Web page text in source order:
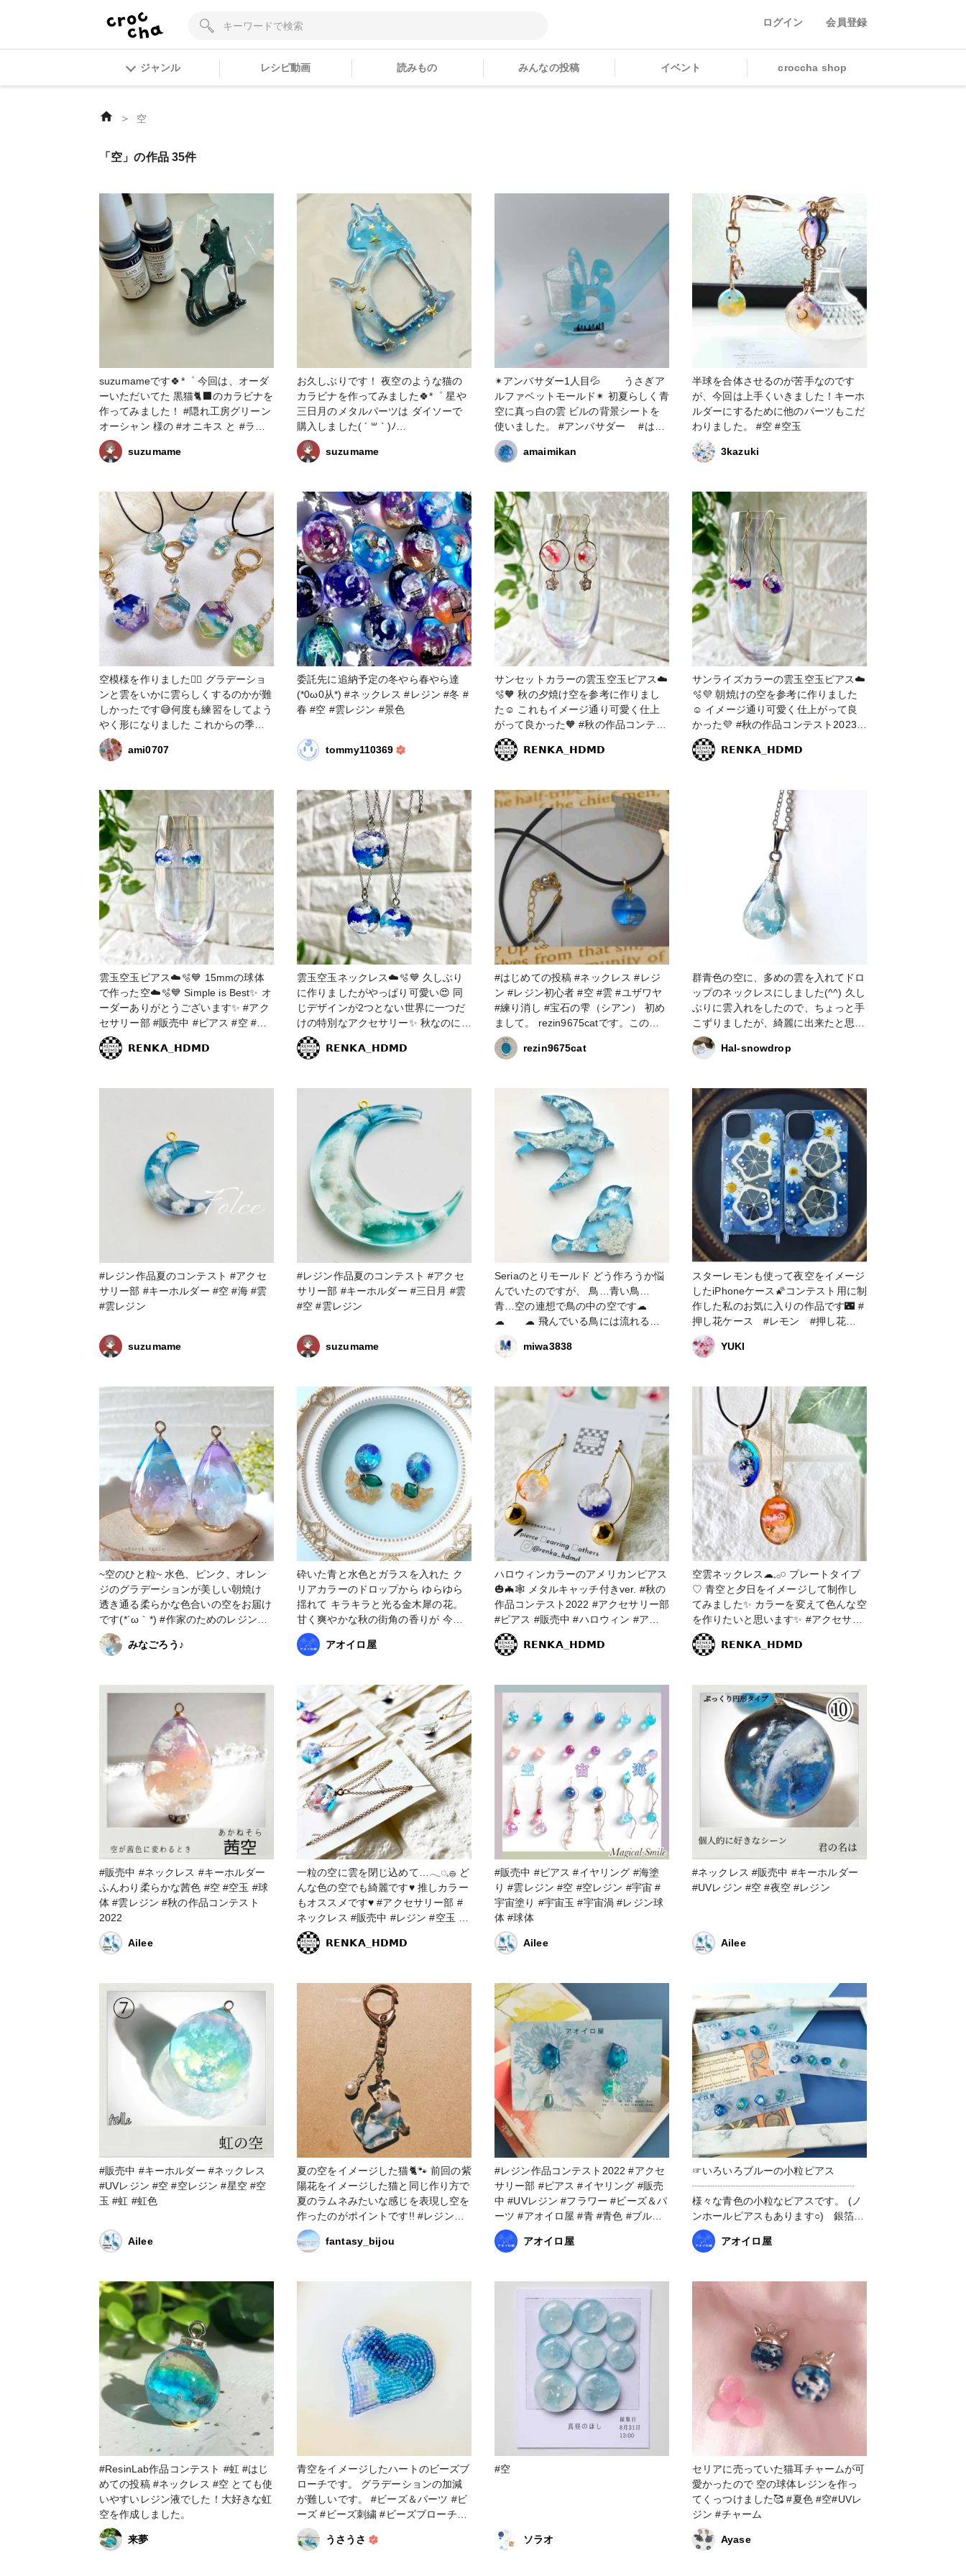
ログイン 会員登録
ジャンル レシピ動画 読みもの みんなの投稿 イベント croccha shop
＞ 空
「空」の作品 35件
suzumameです🍀*゜ 今回は、オーダ
ーいただいてた 黒猫🐈‍⬛のカラビナを
作ってみました！ #隠れ工房グリーン
オーシャン 様の #オニキス と #ラピ
スラズリ を混ぜてみました😊
⋆┈┈┈┈┈┈┈┈┈┈┈┈┈┈┈⋆ 𝐈𝐧𝐬𝐭𝐚𝐠𝐫𝐚𝐦も更
⋆┈┈┈┈┈┈┈┈┈┈┈┈┈┈┈⋆ #ハンドメイド
#ハンドメイド記録 #ハンドメイド好
きな人と繋がりたい #uvレジン #レジ
ンアクセサリー #レジン好きな人と繋
がりたい #キーホルダー #三日月 #空
#星 #猫 #クロッチャ #croccha #隠れ
工房グリーンオーシャン #隠れ工房
greenocean #秋の作品コンテスト
2025
suzumame
お久しぶりです！ 夜空のような猫の
カラビナを作ってみました🍀*゜ 星や
三日月のメタルパーツは ダイソーで
購入しました( ´ ꒳ ` )ﾉ
⋆┈┈┈┈┈┈┈┈┈┈┈┈┈┈┈⋆ #ハンドメイド
#ハンドメイド記録 #ハンドメイド好
がりたい #キーホルダー #三日月 #空
#星 #猫 #クロッチャ #croccha #隠れ
工房グリーンオーシャン #隠れ工房
greenocean #秋の作品コンテスト
2025
suzumame
✴︎アンバサダー1人目💦 うさぎア
ルファベットモールド✴︎ 初夏らしく青
空に真っ白の雲 ビルの背景シートを
使いました。 #アンバサダー #はじ
めての投稿 #雲 #空 #アルファベ
ットモールド
amaimikan
半球を合体させるのが苦手なのです
が、今回は上手くいきました！キーホ
ルダーにするために他のパーツもこだ
わりました。 #空 #空玉
3kazuki
空模様を作りました♡⃛ グラデーショ
ンと雲をいかに雲らしくするのかが難
しかったです😅何度も練習をしてよう
やく形になりました これからの季節
空が綺麗でずっと見ていられる季節が
やってきますね💕︎特に入道雲はつい見
ダー #空 #空模様
ami0707
委託先に追納予定の冬やら春やら達
(*0ω0从*) #ネックレス #レジン #冬 #
春 #空 #雲レジン #景色
tommy110369
サンセットカラーの雲玉空玉ピアス☁️
🫧🧡 秋の夕焼け空を参考に作りまし
た☺️ これもイメージ通り可愛く仕上
がって良かった🧡 #秋の作品コンテス
ト2023 #アクセサリー部 #ピアス #サ
ンセット #夕焼け #レジン #レジンア
#レジンエキスパート講座認定講師 #
オレンジ #赤 #レッド #オレンジグラ
デーション
𝗥𝗘𝗡𝗞𝗔_𝗛𝗗𝗠𝗗
サンライズカラーの雲玉空玉ピアス☁️
🫧💜 朝焼けの空を参考に作りました
☺️ イメージ通り可愛く仕上がって良
かった💜 #秋の作品コンテスト2023 #
アクセサリー部 #ピアス #サンライズ
#朝焼け #レジン #レジンアクセサリ
エキスパート講座認定講師 #紫 #赤 #
𝗥𝗘𝗡𝗞𝗔_𝗛𝗗𝗠𝗗
雲玉空玉ピアス☁️🫧💙 15mmの球体
で作った空☁️🫧💙 Simple is Best✨ オ
ーダーありがとうございます✨ #アク
セサリー部 #販売中 #ピアス #空 #雲
#空玉 #雲玉 #レジン #レジンアクセ
サリー #レジンピアス #空玉レジン #𝗥𝗘𝗡𝗞𝗔_𝗛𝗗𝗠𝗗
雲玉空玉ネックレス☁️🫧💙 久しぶり
に作りましたがやっぱり可愛い😍 同
じデザインが2つとない世界に一つだ
けの特別なアクセサリー✨ 秋なのにま
だまだ青い空が綺麗な今日この頃☁️🫧
💙 それをイメージして作りました✨
インをお選び頂きました🫶 オーダー
ありがとうございます✨ 皆さんはどの
空がお好きです？？☺️ #アクセサリー
レジン #球体 #球体レジン #レジンア
クセサリー #青 #ブルー #レジンエキ
スパート講座認定講師 #秋の作品コン
テスト2023
𝗥𝗘𝗡𝗞𝗔_𝗛𝗗𝗠𝗗
#はじめての投稿 #ネックレス #レジ
ン #レジン初心者 #空 #雲 #ユザワヤ
#練り消し #宝石の雫（シアン） 初め
まして。 rezin9675catです。このア
プリでは初めての投稿になりますm(*_
_)m Instagramで投稿したものです。
願いします。 #クロコちゃんレシピ
rezin9675cat
群青色の空に、多めの雲を入れてドロ
ップのネックレスにしました(^^) 久し
ぶりに雲入れをしたので、ちょっと手
こずりましたが、綺麗に出来たと思い
Hal-snowdrop
#レジン作品夏のコンテスト #アクセ
サリー部 #キーホルダー #空 #海 #雲
#雲レジン
suzumame
#レジン作品夏のコンテスト #アクセ
サリー部 #キーホルダー #三日月 #雲
#空 #雲レジン
suzumame
Seriaのとりモールド どう作ろうか悩
んでいたのですが、 鳥…青い鳥…
青…空の連想で鳥の中の空です☁
☁ ☁ 飛んでいる鳥には流れる雲
とまっている鳥には入道雲 のイメー
ジです。 小さめサイズなので、チャmiwa3838
スターレモンも使って夜空をイメージ
したiPhoneケース🌠コンテスト用に制
作した私のお気に入りの作品です🌃 #
押し花ケース #レモン #押し花
iPhoneケース #押し花スマホケー
ス #フルーツ #空 #夜空
YUKl
~空のひと粒~ 水色、ピンク、オレン
ジのグラデーションが美しい朝焼け
透き通る柔らかな色合いの空をお届け
です(⁠*⁠´⁠ω⁠｀⁠*⁠) #作家のためのレジン大
賞2023 #アクセサリー部 #ネックレス
#空
みなごろう♪
砕いた青と水色とガラスを入れた⁡ ⁡ク
リアカラーのドロップから⁡⁡ ⁡ゆらゆら
揺れて⁡ ⁡キラキラと光る金木犀の花。⁡ ⁡
甘く爽やかな秋の街角の香りが⁡ ⁡今に
も届いてきそうな⁡ ⁡不思議で素敵なピ
アスです。⁡ ⁡金木犀の花は⁡ ⁡半透明な花
った濃淡の橙色が楽しめます。 #秋の
作品コンテスト2022 #アクセサリー部
#販売中 #ピアス #イヤリング #金木
犀 #秋 #秋色 #秋コーデ #キンモクセ
イ #ゆらゆら #揺れる #ドロップ #空
アオイロ屋
ハロウィンカラーのアメリカンピアス
🎃🦇🕸 メタルキャッチ付きver. #秋の
作品コンテスト2022 #アクセサリー部
#ピアス #販売中 #ハロウィン #アメ
リカンピアス #メタルキャッチ #ゴー
ルド #ピアス #レジン #レジンアクセ
玉 #空玉レジン #一粒の空に雲を閉じ
込めて
𝗥𝗘𝗡𝗞𝗔_𝗛𝗗𝗠𝗗
空雲ネックレス☁𓈒𓂂𓏸 プレートタイプ
♡ 青空と夕日をイメージして制作し
てみました✨ カラーを変えて色んな空
を作りたいと思います✨ #アクセサリ
ー部 #ネックレス #販売中 #空 #雲 #
レジン #レジンアクセサリー #レジン
#ハンドメイドアクセサリー #ハンド
メイド #レジンエキスパート講座認定
𝗥𝗘𝗡𝗞𝗔_𝗛𝗗𝗠𝗗
#販売中 #ネックレス #キーホルダー
ふんわり柔らかな茜色 #空 #空玉 #球
体 #雲レジン #秋の作品コンテスト
2022
Ailee
一粒の空に雲を閉じ込めて…𓂃◌𓈒𓐍 ど
んな色の空でも綺麗です♥ 推しカラー
もオススメです♥ #アクセサリー部 #
ネックレス #販売中 #レジン #空玉 #
空玉レジン #空 #雲 #雲玉 #雲玉レジ
ン #球体 #球体レジン #レジンアクセ
𝗥𝗘𝗡𝗞𝗔_𝗛𝗗𝗠𝗗
#販売中 #ピアス #イヤリング #海塗
り #雲レジン #空 #空レジン #宇宙 #
宇宙塗り #宇宙玉 #宇宙渦 #レジン球
体 #球体
Ailee
#ネックレス #販売中 #キーホルダー
#UVレジン #空 #夜空 #レジン
Ailee
#販売中 #キーホルダー #ネックレス
#UVレジン #空 #空レジン #星空 #空
玉 #虹 #虹色
Ailee
夏の空をイメージした猫🐈🐾 前回の紫
陽花をイメージした猫と同じ作り方で
夏のラムネみたいな感じを表現し空を
作ったのがポイントです!! #レジン作
品コンテスト2022 #アクセサリー部 #
キーホルダー #キーホルダー #UVレジ
fantasy_bijou
#レジン作品コンテスト2022 #アクセ
サリー部 #ピアス #イヤリング #販売
中 #UVレジン #フラワー #ビーズ＆パ
ーツ #アオイロ屋 #青 #青色 #ブルー
#ハンドメイド #ハンドメイド作家
#Minne #販売中 #夏 #夏色 #青空 #空
_partsclub #ファンれぽ_partsclub
アオイロ屋
☞いろいろブルーの小粒ピアス ⁡⁡
⁡┈┈┈┈┈┈┈┈┈┈┈┈┈┈┈┈⁡ ⁡⁡ ⁡
様々な青色の小粒なピアスです。⁡ ⁡(ノ
ンホールピアスもあります○)⁡⁡ ⁡ ⁡ ⁡⁡⁡銀箔、
ホログラム、シェル、フープ⁡ と封入
物もひとつひとつ違います。⁡ ⁡ ⁡⁡ ⁡形、
きなひと粒を付けてもよし、 ⁡重ね付
く、⁡ ⁡つやつやな⁡ブルーが涼しげな⁡ ⁡こ
れからの季節に⁡ ⁡⁡ピッタリななアイテ
⁡┈┈┈┈┈┈┈┈┈┈┈┈┈┈┈┈⁡⁡ ⁡⁡
#レジン作品コンテスト2022 #アクセ
サリー部 #ピアス #イヤリング #販売
中 #アオイロ屋 #青色 #青 #ブルー #
ピアス #blue #夏 #ハンドメイド作家
りピアス #ハンドメイドアクセサリー
#ハンドメイドピアス #ハンドメイド
作品 #ハンドメイド作家⁡ ⁡#海 #空 #個
性的 #シンプル #夜空 #星空 #キラキ
ラ⁡ #ハンドメイドアクセサリー好きさ
んと繋がりたい ⁡
アオイロ屋
#ResinLab作品コンテスト #虹 #はじ
めての投稿 #ネックレス #空 とても使
いやすいレジン液でした！大好きな虹
空を作成しました。
来夢
青空をイメージしたハートのビーズブ
ローチです。 グラデーションの加減
が難しいです。 #ビーズ＆パーツ #ビ
ーズ #ビーズ刺繍 #ビーズブローチ
#2021新春投稿キャンペーン #空 #青
空 #ファンれぽ_Tokaiグループ #ファ
うさうさ
#空
ソラオ
セリアに売っていた猫耳チャームが可
愛かったので 空の球体レジンを作っ
てくっつけました🥰 #夏色 #空#UVレ
ジン #チャーム
Ayase